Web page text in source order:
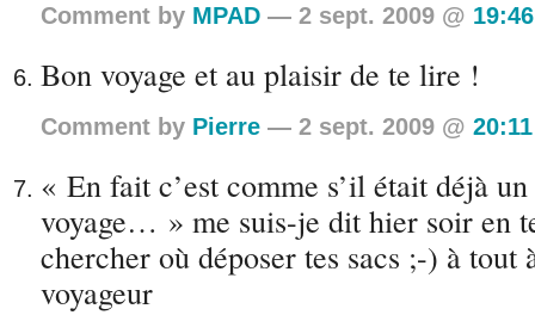
Comment by MPAD — 2 sept. 2009 @ 19:46
Bon voyage et au plaisir de te lire !
Comment by Pierre — 2 sept. 2009 @20:11
« En fait c’est comme s’il était déjà
voyage… » me suis-je dit hier soir en
chercher où déposer tes sacs ;-) à tout
voyageur